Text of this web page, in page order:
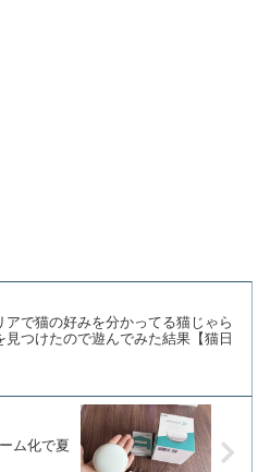
アで猫の好みを分かってる猫じゃら
見つけたので遊んでみた結果【猫日
ム化で夏